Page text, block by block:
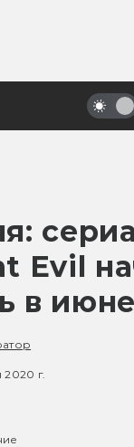
Evil
в июне
г.